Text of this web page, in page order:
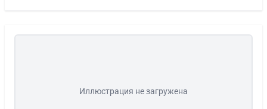
Иллюстрация не загружена